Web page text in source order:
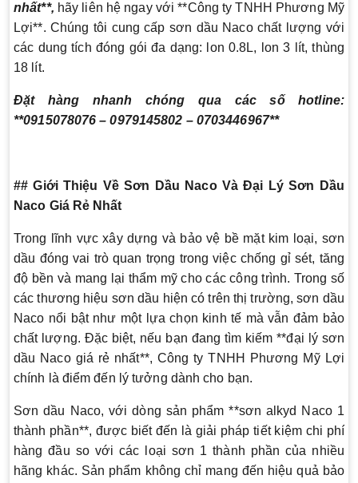
nhất**, hãy liên hệ ngay với **Công ty TNHH Phương Mỹ
Lợi**. Chúng tôi cung cấp sơn dầu Naco chất lượng với
các dung tích đóng gói đa dạng: lon 0.8L, lon 3 lít, thùng
18 lít.
Đặt hàng nhanh chóng qua các số hotline:
**0915078076 – 0979145802 – 0703446967**
## Giới Thiệu Về Sơn Dầu Naco Và Đại Lý Sơn Dầu
Naco Giá Rẻ Nhất
Trong lĩnh vực xây dựng và bảo vệ bề mặt kim loại, sơn
dầu đóng vai trò quan trọng trong việc chống gỉ sét, tăng
độ bền và mang lại thẩm mỹ cho các công trình. Trong số
các thương hiệu sơn dầu hiện có trên thị trường, sơn dầu
Naco nổi bật như một lựa chọn kinh tế mà vẫn đảm bảo
chất lượng. Đặc biệt, nếu bạn đang tìm kiếm **đại lý sơn
dầu Naco giá rẻ nhất**, Công ty TNHH Phương Mỹ Lợi
chính là điểm đến lý tưởng dành cho bạn.
Sơn dầu Naco, với dòng sản phẩm **sơn alkyd Naco 1
thành phần**, được biết đến là giải pháp tiết kiệm chi phí
hàng đầu so với các loại sơn 1 thành phần của nhiều
hãng khác. Sản phẩm không chỉ mang đến hiệu quả bảo